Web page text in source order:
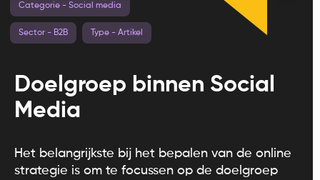
Categorie - Social media
Sector - B2B Type - Artikel
Doelgroep binnen Social
Media
Het belangrijkste bij het bepalen van de online
strategie is om te focussen op de doelgroep